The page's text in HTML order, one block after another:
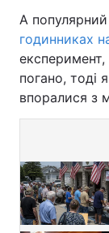
А
годинниках
погано, тоді
впоралися з